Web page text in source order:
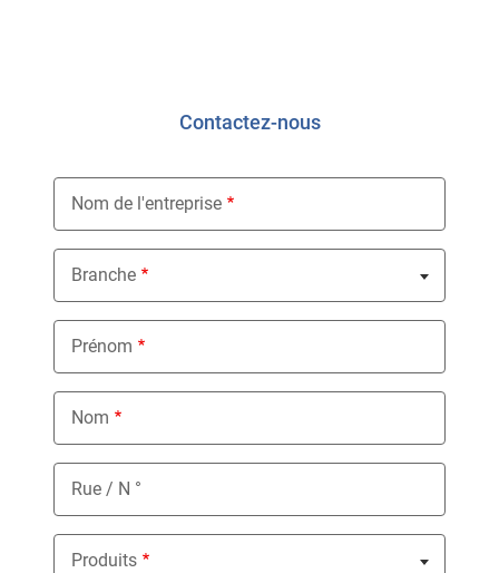
Contactez-nous
Nom de l'entreprise
Branche
Nothing selected
Prénom
Nom
Rue / N °
Produits
Nothing selected